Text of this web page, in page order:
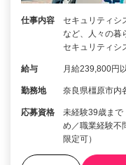
仕事内容
セキュリティシ
など、人々の暮
セキュリティシ
給与 月給239,800円
勤務地 奈良県橿原市内
応募資格
未経験39歳まで
め／職業経験
限定可）